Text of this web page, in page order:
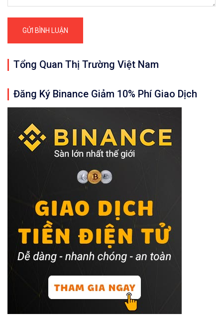
Tổng Quan Thị Trường Việt Nam
Đăng Ký Binance Giảm 10% Phí Giao Dịch